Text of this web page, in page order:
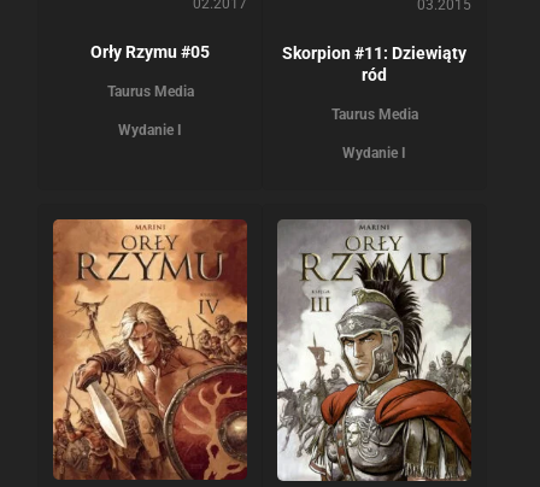
02.2017
Orły Rzymu #05
Taurus Media
Wydanie I
03.2015
Skorpion #11: Dziewiąty
ród
Taurus Media
Wydanie I